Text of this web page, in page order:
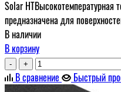
Solar HTВысокотемпературная
предназначена для
В наличии
В корзину
- +
В сравнение Быстрый